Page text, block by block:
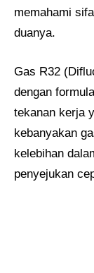
memahami
duanya.
Gas R32
dengan
tekanan kerja
kebanyakan
kelebihan
penyejukan